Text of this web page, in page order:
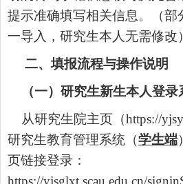
提示准确填写相关信息。
（部
一导入，研究生本人无需修改）
二、填报流程与操作说明
（一）研究生新生本人登录
从研究生院主页（https://
研究生教育管理系统（学生端）
页链接登录 ：
https://yjsglxt.scau.edu.cn/